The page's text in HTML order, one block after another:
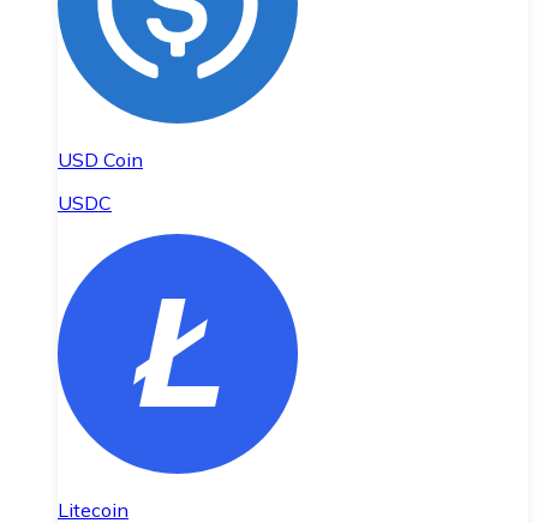
USD Coin
USDC
Litecoin